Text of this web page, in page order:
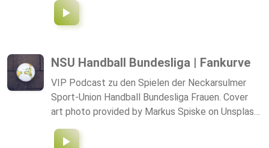
NSU Handball Bundesliga | Fankurve
VIP Podcast zu den Spielen der Neckarsulmer
Sport-Union Handball Bundesliga Frauen. Cover
art photo provided by Markus Spiske on Unsplash:
https://unsplash.com/@markusspiske